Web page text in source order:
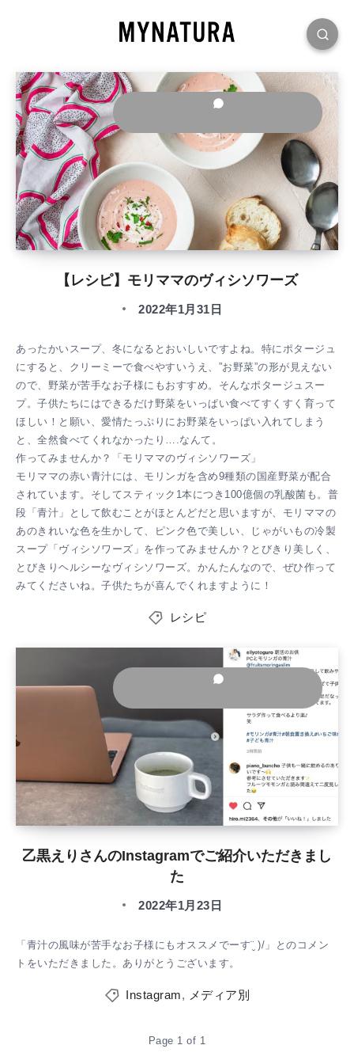
【レシピ】モリママのヴィシソワーズ
2022年1月31日
あったかいスープ、冬になるとおいしいですよね。特にポタージュ
にすると、クリーミーで食べやすいうえ、”お野菜”の形が見えない
ので、野菜が苦手なお子様にもおすすめ。そんなポタージュスー
プ。子供たちにはできるだけ野菜をいっぱい食べてすくすく育って
ほしい！と願い、愛情たっぷりにお野菜をいっぱい入れてしまう
と、全然食べてくれなかったり….なんて。
作ってみませんか？「モリママのヴィシソワーズ」
モリママの赤い青汁には、モリンガを含め9種類の国産野菜が配合
されています。そしてスティック1本につき100億個の乳酸菌も。普
段「青汁」として飲むことがほとんどだと思いますが、モリママの
あのきれいな色を生かして、ピンク色で美しい、じゃがいもの冷製
スープ「ヴィシソワーズ」を作ってみませんか？とびきり美しく、
とびきりヘルシーなヴィシソワーズ。かんたんなので、ぜひ作って
みてくださいね。子供たちが喜んでくれますように！
レシピ
乙黒えりさんのInstagramでご紹介いただきまし
た
2022年1月23日
「青汁の風味が苦手なお子様にもオススメでーす¨̮ )/」とのコメン
トをいただきました。ありがとうございます。
Instagram, メディア別
Page 1 of 1